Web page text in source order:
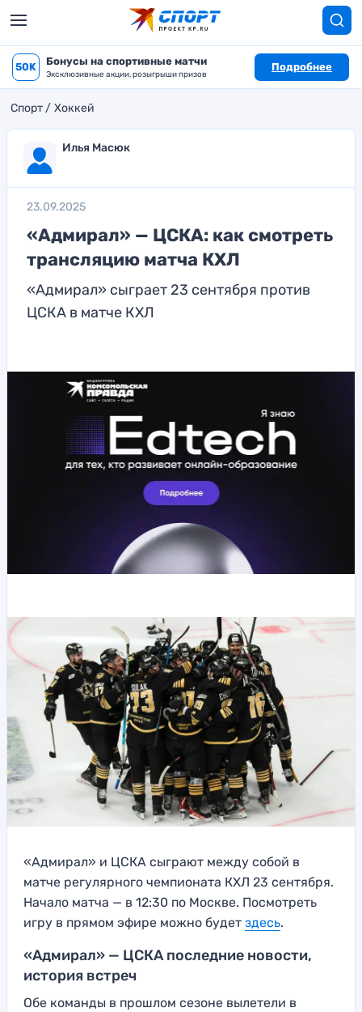
50K Бонусы на спортивные матчи
Эксклюзивные акции, розыгрыши призов
Подробнее
Спорт Хоккей
Илья Масюк
23.09.2025
«Адмирал» — ЦСКА: как смотреть
трансляцию матча КХЛ
«Адмирал» сыграет 23 сентября против
ЦСКА в матче КХЛ
«Адмирал» и ЦСКА сыграют между собой в
матче регулярного чемпионата КХЛ 23 сентября.
Начало матча — в 12:30 по Москве. Посмотреть
игру в прямом эфире можно будет здесь.
«Адмирал» — ЦСКА последние новости,
история встреч
Обе команды в прошлом сезоне вылетели в